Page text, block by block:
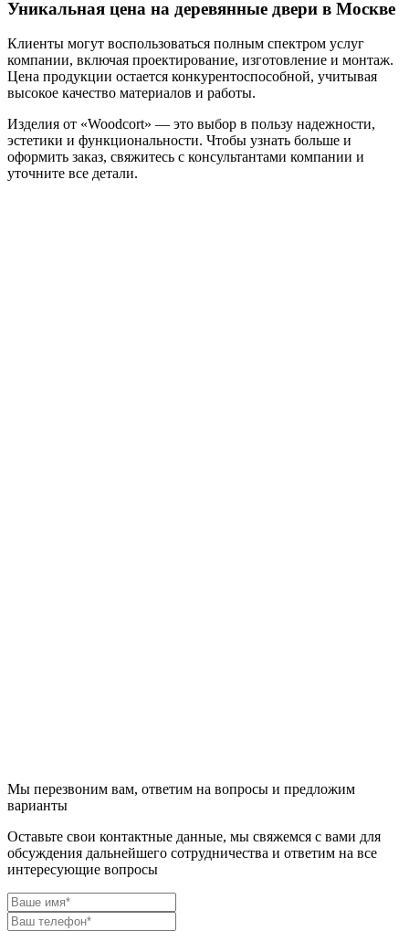
Уникальная цена на деревянные двери в Москве
Клиенты могут воспользоваться полным спектром услуг
компании, включая проектирование, изготовление и монтаж.
Цена продукции остается конкурентоспособной, учитывая
высокое качество материалов и работы.
Изделия от «Woodcort» — это выбор в пользу надежности,
эстетики и функциональности. Чтобы узнать больше и
оформить заказ, свяжитесь с консультантами компании и
уточните все детали.
Мы перезвоним вам, ответим на вопросы и предложим
варианты
Оставьте свои контактные данные, мы свяжемся с вами для
обсуждения дальнейшего сотрудничества и ответим на все
интересующие вопросы